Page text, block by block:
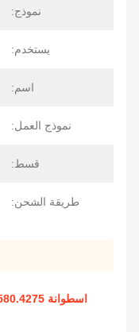
نموذج:
يستخدم:
اسم:
نموذج العمل:
قسط:
طريقة الشحن: